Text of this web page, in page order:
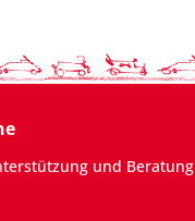
und Beratung